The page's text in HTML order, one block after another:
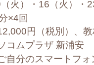
（火）・16（火）
×4回
円（税別）、
コムプラザ 新浦安
自分のスマートフ